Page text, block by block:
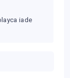
iade